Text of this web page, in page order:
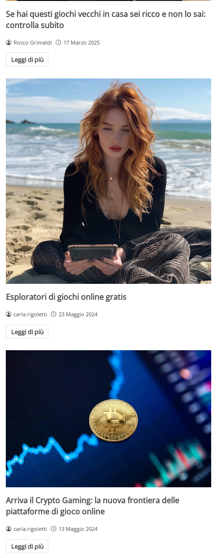
Se hai questi giochi vecchi in casa sei ricco e non lo sai:
controlla subito
Rocco Grimaldi 17 Marzo 2025
Leggi di più
Esploratori di giochi online gratis
carla.rigoletti 23 Maggio 2024
Leggi di più
Arriva il Crypto Gaming: la nuova frontiera delle
piattaforme di gioco online
carla.rigoletti 13 Maggio 2024
Leggi di più